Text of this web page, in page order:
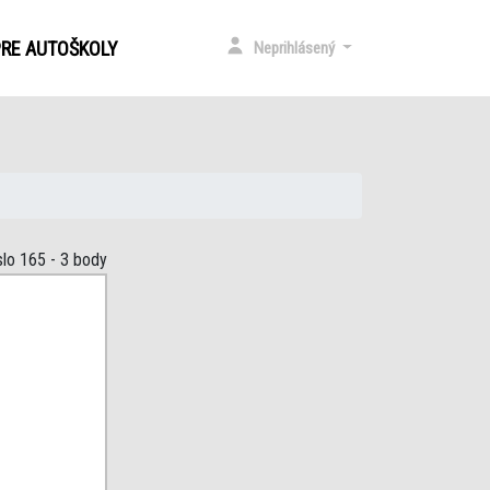
AUTOŠKOLY Neprihlásený
165 - 3 body